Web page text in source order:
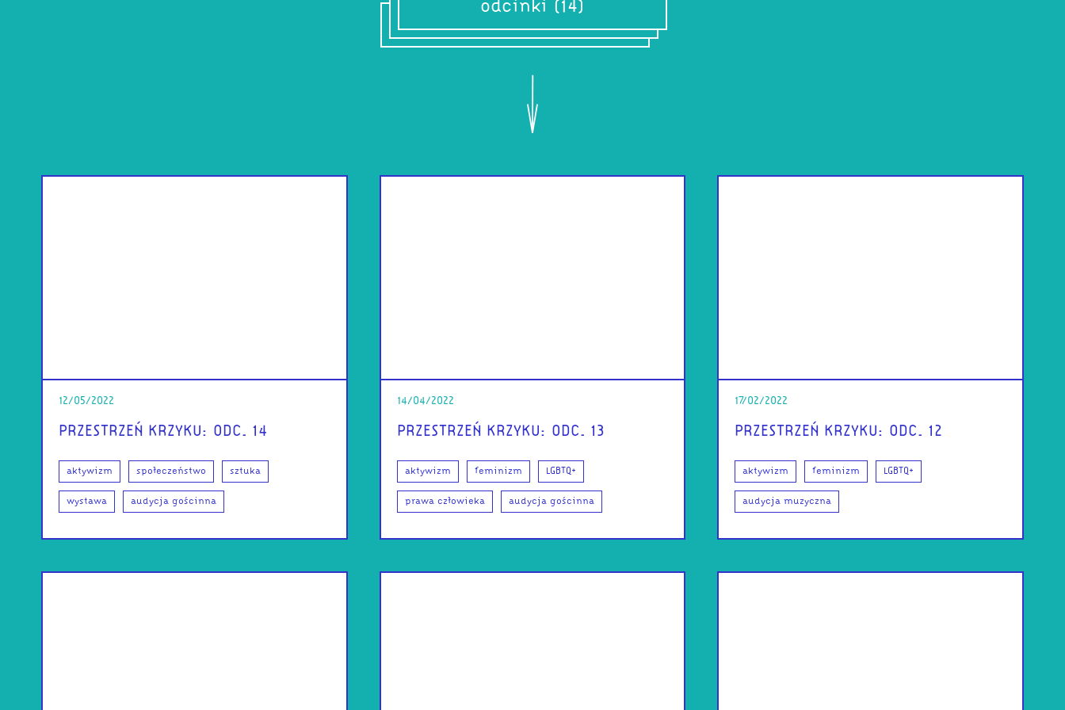
odcinki (14)
12/05/2022
PRZESTRZEŃ KRZYKU: ODC. 14
aktywizm społeczeństwo sztuka
wystawa audycja gościnna
14/04/2022
PRZESTRZEŃ KRZYKU: ODC. 13
aktywizm feminizm LGBTQ+
prawa człowieka audycja gościnna
17/02/2022
PRZESTRZEŃ KRZYKU: ODC. 12
aktywizm feminizm LGBTQ+
audycja muzyczna